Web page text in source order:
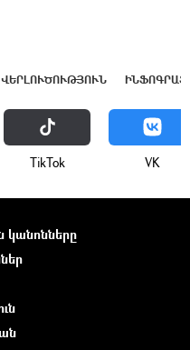
ՎԵՐԼՈՒԾՈՒԹՅՈՒՆ
ТikТоk VK